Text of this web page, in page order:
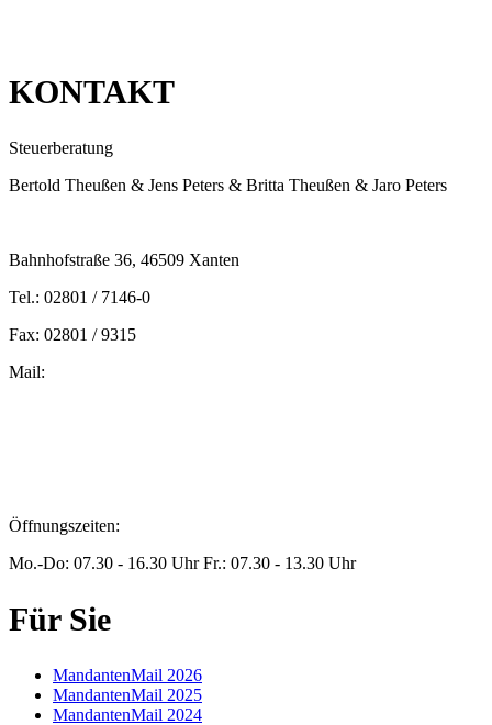
KONTAKT
Steuerberatung
Bertold Theußen & Jens Peters & Britta Theußen & Jaro Peters
Bahnhofstraße 36, 46509 Xanten
Tel.: 02801 / 7146-0
Fax: 02801 / 9315
Mail:
Öffnungszeiten:
Mo.-Do: 07.30 - 16.30 Uhr Fr.: 07.30 - 13.30 Uhr
Für Sie
MandantenMail 2026
MandantenMail 2025
MandantenMail 2024